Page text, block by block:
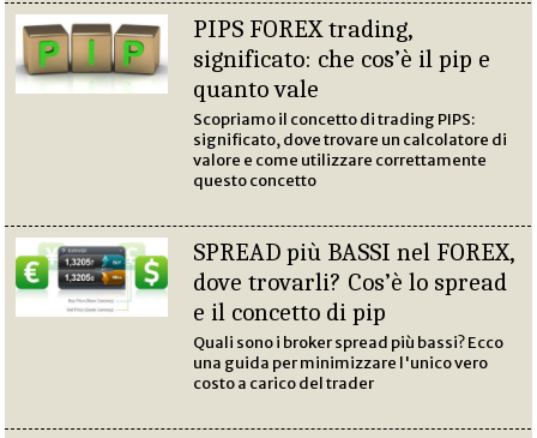
PIPS FOREX trading,
significato: che cos’è il pip e
quanto vale
Scopriamo il concetto di trading PIPS:
significato, dove trovare un calcolatore di
valore e come utilizzare correttamente
questo concetto
SPREAD più BASSI nel FOREX,
dove trovarli? Cos’è lo spread
e il concetto di pip
Quali sono i broker spread più bassi? Ecco
una guida per minimizzare l'unico vero
costo a carico del trader